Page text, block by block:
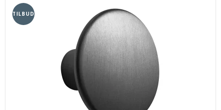
TILBUD